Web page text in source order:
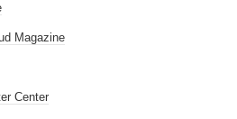
Magazine
Center